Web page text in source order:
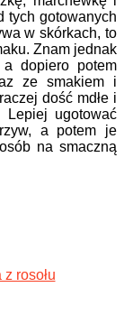
tych gotowanych
w skórkach, to
Znam jednak
dopiero potem
ze smakiem i
dość mdłe i
ugotować
a potem je
na smaczną